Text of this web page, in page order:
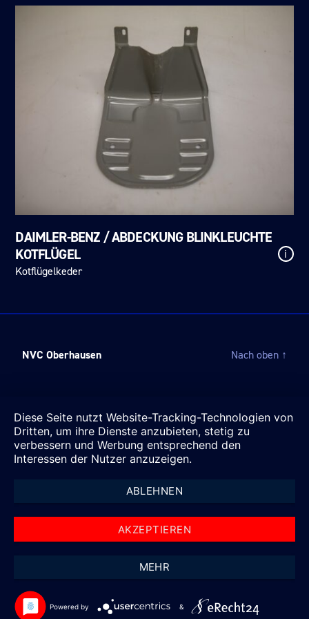
DAIMLER-BENZ / ABDECKUNG BLINKLEUCHTE
KOTFLÜGEL
Kotflügelkeder
i
NVC Oberhausen Nach oben ↑
Diese Seite nutzt Website-Tracking-Technologien von
Dritten, um ihre Dienste anzubieten, stetig zu
verbessern und Werbung entsprechend den
Interessen der Nutzer anzuzeigen.
ABLEHNEN
AKZEPTIEREN
MEHR
Powered by &